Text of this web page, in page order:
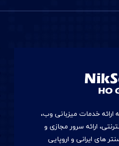
ارائه خدمات میزبانی وب،
ارائه سرور مجازی و
های ایرانی و اروپایی